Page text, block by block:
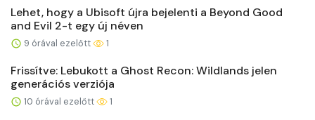
Lehet, hogy a Ubisoft újra bejelenti a Beyond Good
and Evil 2-t egy új néven
9 órával ezelőtt 1
Frissítve: Lebukott a Ghost Recon: Wildlands jelen
generációs verziója
10 órával ezelőtt 1